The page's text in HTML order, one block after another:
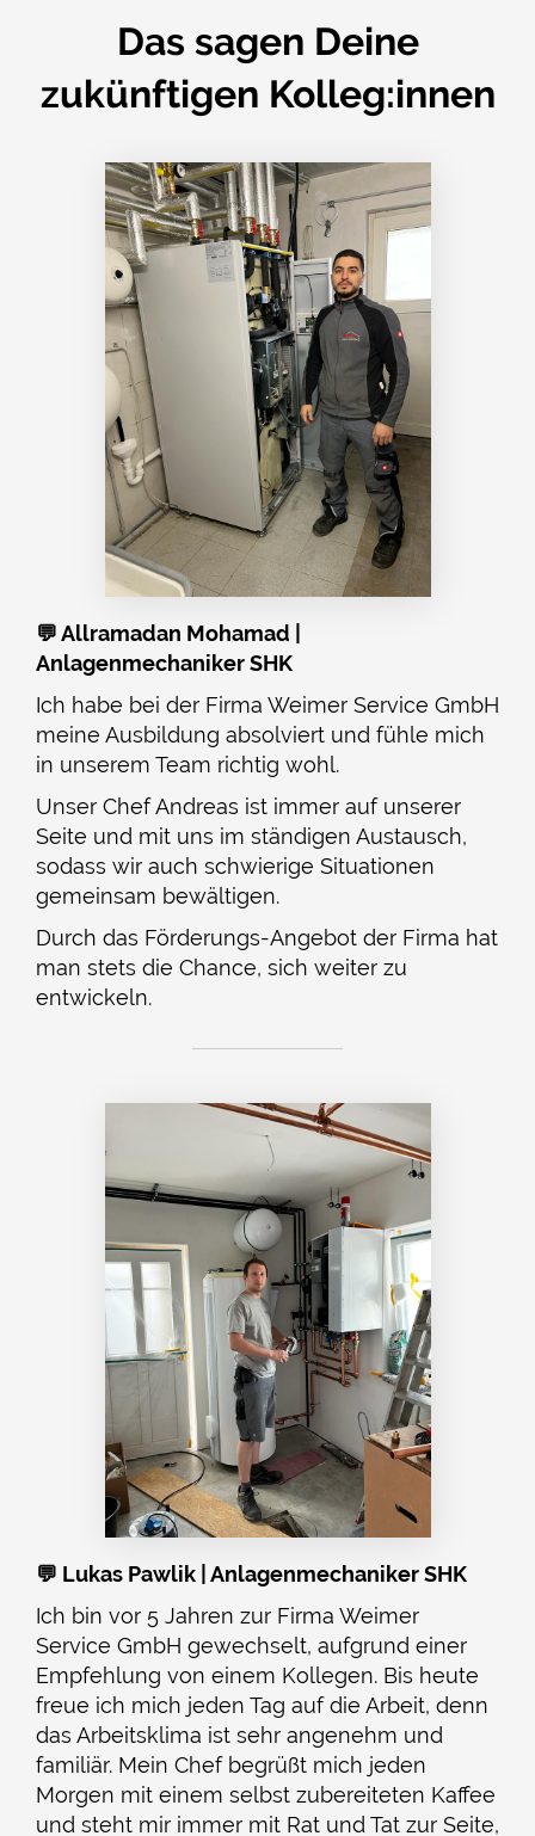
Das sagen Deine
zukünftigen Kolleg:innen
💬 Allramadan Mohamad |
Anlagenmechaniker SHK
Ich habe bei der Firma Weimer Service GmbH
meine Ausbildung absolviert und fühle mich
in unserem Team richtig wohl.
Unser Chef Andreas ist immer auf unserer
Seite und mit uns im ständigen Austausch,
sodass wir auch schwierige Situationen
gemeinsam bewältigen.
Durch das Förderungs-Angebot der Firma hat
man stets die Chance, sich weiter zu
entwickeln.
💬 Lukas Pawlik | Anlagenmechaniker SHK
Ich bin vor 5 Jahren zur Firma Weimer
Service GmbH gewechselt, aufgrund einer
Empfehlung von einem Kollegen. Bis heute
freue ich mich jeden Tag auf die Arbeit, denn
das Arbeitsklima ist sehr angenehm und
familiär. Mein Chef begrüßt mich jeden
Morgen mit einem selbst zubereiteten Kaffee
und steht mir immer mit Rat und Tat zur Seite,